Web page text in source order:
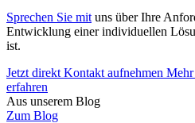
Sprechen Sie mit uns über Ihre
Entwicklung einer individuellen
ist.
Jetzt direkt Kontakt aufnehmen
erfahren
Aus unserem Blog
Zum Blog